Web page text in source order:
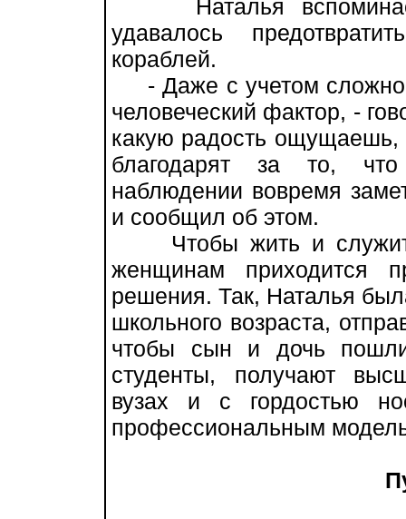
Наталья вспоминает
удавалось
кораблей.
- Даже с учетом
человеческий фактор, -
какую радость ощущаешь,
благодарят за то,
наблюдении вовремя
и сообщил об этом.
Чтобы жить и
женщинам приходится
решения. Так, Наталья
школьного возраста,
чтобы сын и дочь
студенты, получают
вузах и с гордостью
профессиональным